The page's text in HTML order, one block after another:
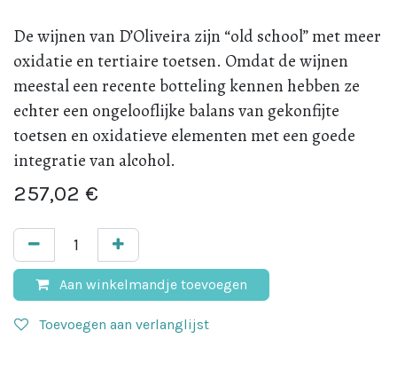
De wijnen van D’Oliveira zijn “old school” met meer
oxidatie en tertiaire toetsen. Omdat de wijnen
meestal een recente botteling kennen hebben ze
echter een ongelooflijke balans van gekonfijte
toetsen en oxidatieve elementen met een goede
integratie van alcohol.
257,02 €
Aan winkelmandje toevoegen
Toevoegen aan verlanglijst